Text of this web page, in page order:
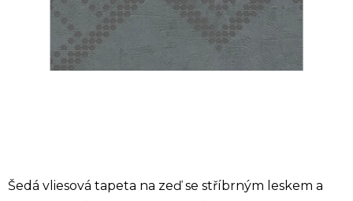
Šedá vliesová tapeta na zeď se stříbrným leskem a